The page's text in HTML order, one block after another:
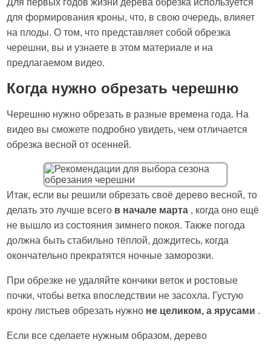
Для первых годов жизни дерева обрезка используется
для формирования кроны, что, в свою очередь, влияет
на плоды. О том, что представляет собой обрезка
черешни, вы и узнаете в этом материале и на
предлагаемом видео.
Когда нужно обрезать черешню
Черешню нужно обрезать в разные времена года. На
видео вы сможете подробно увидеть, чем отличается
обрезка весной от осенней.
Итак, если вы решили обрезать своё дерево весной, то
делать это лучше всего в начале марта , когда оно ещё
не вышло из состояния зимнего покоя. Также погода
должна быть стабильно тёплой, дождитесь, когда
окончательно прекратятся ночные заморозки.
При обрезке не удаляйте кончики веток и ростовые
почки, чтобы ветка впоследствии не засохла. Густую
крону листьев обрезать нужно не целиком, а ярусами .
Если все сделаете нужным образом, дерево